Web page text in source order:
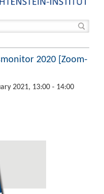
2020 [Zoom-
2021, 13:00 - 14:00